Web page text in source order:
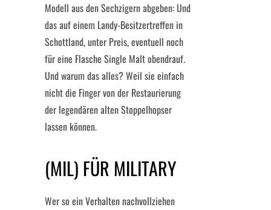
Modell aus den Sechzigern abgeben: Und
das auf einem Landy-Besitzertreffen in
Schottland, unter Preis, eventuell noch
für eine Flasche Single Malt obendrauf.
Und warum das alles? Weil sie einfach
nicht die Finger von der Restaurierung
der legendären alten Stoppelhopser
lassen können.
(MIL) FÜR MILITARY
Wer so ein Verhalten nachvollziehen